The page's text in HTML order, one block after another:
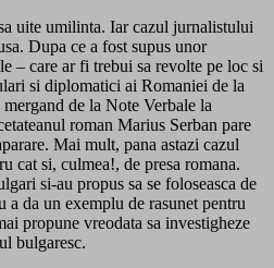
uite umilinta. Iar cazul jurnalistului
Dupa ce a fost supus unor
– care ar fi trebui sa revolte pe loc si
si diplomatici ai Romaniei de la
de la Note Verbale la
roman Marius Serban pare
Mai mult, pana astazi cazul
cat si, culmea!, de presa romana.
si-au propus sa se foloseasca de
da un exemplu de rasunet pentru
propune vreodata sa investigheze
bulgaresc.